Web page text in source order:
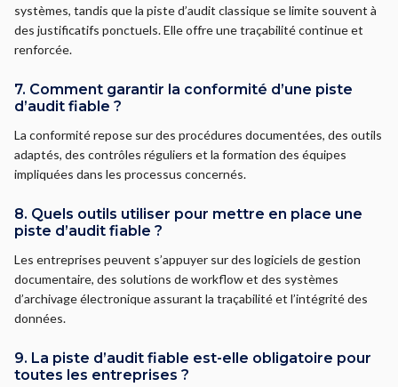
systèmes, tandis que la piste d’audit classique se limite souvent à
des justificatifs ponctuels. Elle offre une traçabilité continue et
renforcée.
7. Comment garantir la conformité d’une piste
d’audit fiable ?
La conformité repose sur des procédures documentées, des outils
adaptés, des contrôles réguliers et la formation des équipes
impliquées dans les processus concernés.
8. Quels outils utiliser pour mettre en place une
piste d’audit fiable ?
Les entreprises peuvent s’appuyer sur des logiciels de gestion
documentaire, des solutions de workflow et des systèmes
d’archivage électronique assurant la traçabilité et l’intégrité des
données.
9. La piste d’audit fiable est-elle obligatoire pour
toutes les entreprises ?